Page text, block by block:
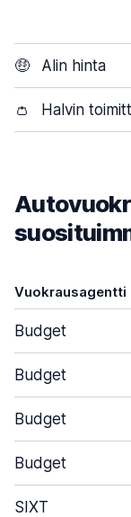
🤑 Alin hinta
👛 Halvin
Vuokrausagentti
Budget
Budget
Budget
Budget
SIXT